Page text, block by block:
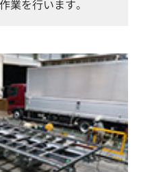
業を行います。